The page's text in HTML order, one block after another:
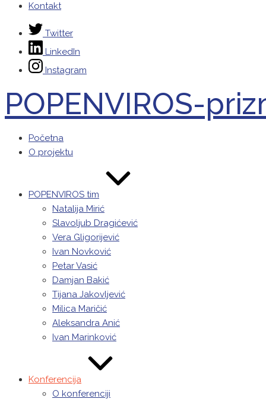
Kontakt
Twitter
LinkedIn
Instagram
POPENVIROS-
Početna
O projektu
POPENVIROS tim
Natalija Mirić
Slavoljub Dragićević
Vera Gligorijević
Ivan Novković
Petar Vasić
Damjan Bakić
Tijana Jakovljević
Milica Maričić
Aleksandra Anić
Ivan Marinković
Konferencija
O konferenciji